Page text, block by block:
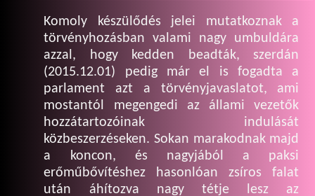
Komoly készülődés jelei mutatkoznak a
törvényhozásban valami nagy umbuldára
azzal, hogy kedden beadták, szerdán
(2015.12.01) pedig már el is fogadta a
parlament azt a törvényjavaslatot, ami
mostantól megengedi az állami vezetők
hozzátartozóinak indulását
közbeszerzéseken. Sokan marakodnak majd
a koncon, és nagyjából a paksi
erőműbővítéshez hasonlóan zsíros falat
után áhítozva nagy tétje lesz az